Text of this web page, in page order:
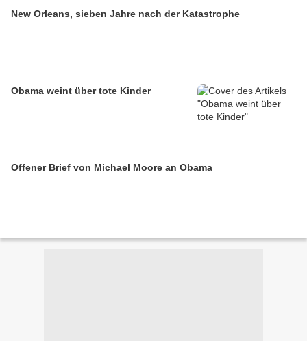
New Orleans, sieben Jahre nach der Katastrophe
Obama weint über tote Kinder
Offener Brief von Michael Moore an Obama